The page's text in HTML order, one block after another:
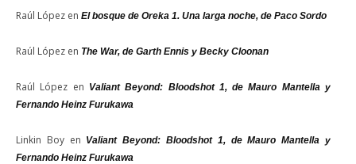
Raúl López en El bosque de Oreka 1. Una larga noche, de Paco Sordo
Raúl López en The War, de Garth Ennis y Becky Cloonan
Raúl López en Valiant Beyond: Bloodshot 1, de Mauro Mantella y
Fernando Heinz Furukawa
Linkin Boyen Valiant Beyond: Bloodshot 1, de Mauro Mantella y
Fernando Heinz Furukawa